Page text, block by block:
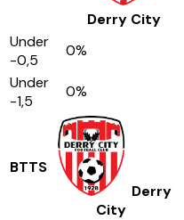
Derry City
Under
-0,5
0%
Under
-1,5
0%
BTTS
Derry
City